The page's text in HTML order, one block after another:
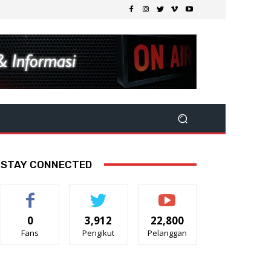
STAY CONNECTED
0
Fans
3,912
Pengikut
22,800
Pelanggan